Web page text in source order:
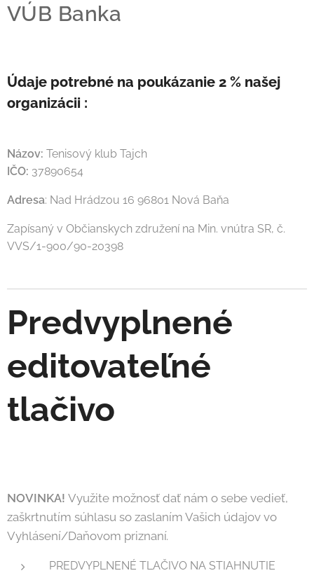
VÚB Banka
Údaje potrebné na poukázanie 2 % našej
organizácii :
Názov: Tenisový klub Tajch
IČO: 37890654
Adresa: Nad Hrádzou 16 96801 Nová Baňa
Zapísaný v Občianskych združení na Min. vnútra SR, č.
VVS/1-900/90-20398
Predvyplnené
editovateľné
tlačivo
NOVINKA! Využite možnosť dať nám o sebe vedieť,
zaškrtnutím súhlasu so zaslaním Vašich údajov vo
Vyhlásení/Daňovom priznaní.
PREDVYPLNENÉ TLAČIVO NA STIAHNUTIE